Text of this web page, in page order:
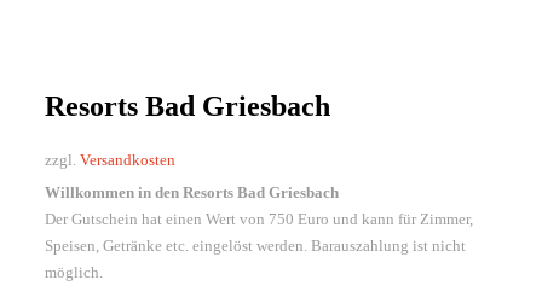
Resorts Bad Griesbach
zzgl.Versandkosten
Willkommen in den Resorts Bad Griesbach
Der Gutschein hat einen Wert von 750 Euro und kann für Zimmer,
Speisen, Getränke etc. eingelöst werden. Barauszahlung ist nicht
möglich.